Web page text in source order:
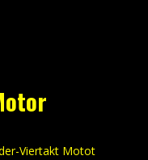
Viertakt Motot